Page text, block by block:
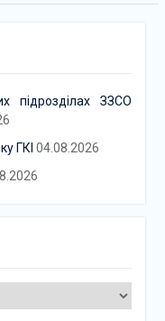
підрозділах ЗЗСО
ГКІ 04.08.2026